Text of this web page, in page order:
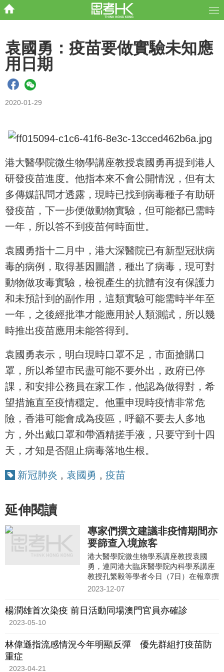
袁國勇：疫苗要做實驗未知應
用日期
2020-01-29
港大醫學院微生物學講座教授袁國勇再提到港人
研發疫苗進度。他指本來不會公開情況，但有太
多傳媒訊問才透露，現時已找到病毒種子有助研
發疫苗，下一步便做動物實驗，但可能都已需時
一年，所以答不到疫苗何時面世。
袁國勇指十二月中，港大深醫院已有新型冠狀病
毒的病例，取得基因圖譜，種出了病毒，現可對
動物做攻毒實驗，檢視產生的抗體有沒有保護力
和未預計到的副作用，這類實驗可能需時半年至
一年，之後經批準才能應用於人類測試，所以幾
時推出疫苗應用未能答得到。
袁國勇表示，明白現時口罩不足，市面搶購口
罩，所以希望市民盡可能不要外出，政府已停
課，和安排公務員在家工作，他認為做得對，希
望措施直至疫情穩定。他重申現時疫情非常危
險，香港可能會成為疫區，呼籲不要去人多地
方，外出戴口罩和帶酒精搓手液，只要守到十四
天，才知是否阻止病毒落地生根。
新冠肺炎 , 袁國勇 , 疫苗
延伸閱讀
專家們撰文建議非疫情期間亦
要篩查入境旅客
港大醫學院微生物學系講座教授袁國
勇，連同港大臨床醫學院內科學系講座
教授孔繁毅等學者今日（7日）在報章撰
文，就香港未來應對疫情提出建議，指
2023-12-07
楊潤雄首次染疫 前日活動同場澳門官員亦確診
2023-05-10
林偉遜指流感情況今年明顯反彈 優先群組打疫苗防
重症
2023-04-21